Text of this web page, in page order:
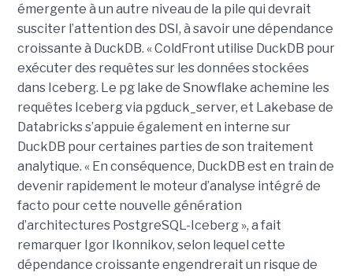
émergente à un autre niveau de la pile qui devrait
susciter l’attention des DSI, à savoir une dépendance
croissante à DuckDB. « ColdFront utilise DuckDB pour
exécuter des requêtes sur les données stockées
dans Iceberg. Le pg lake de Snowflake achemine les
requêtes Iceberg via pgduck_server, et Lakebase de
Databricks s’appuie également en interne sur
DuckDB pour certaines parties de son traitement
analytique. « En conséquence, DuckDB est en train de
devenir rapidement le moteur d’analyse intégré de
facto pour cette nouvelle génération
d’architectures PostgreSQL-Iceberg », a fait
remarquer Igor Ikonnikov, selon lequel cette
dépendance croissante engendrerait un risque de